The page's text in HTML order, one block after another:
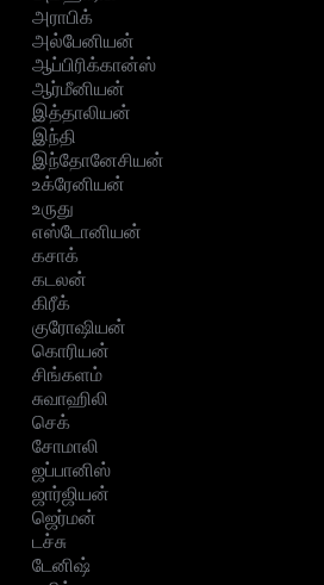
அராபிக்
அல்பேனியன்
ஆப்பிரிக்கான்ஸ்
ஆர்மீனியன்
இத்தாலியன்
இந்தி
இந்தோனேசியன்
உக்ரேனியன்
உருது
எஸ்டோனியன்
கசாக்
கடலன்
கிரீக்
குரோஷியன்
கொரியன்
சிங்களம்
சுவாஹிலி
செக்
சோமாலி
ஜப்பானிஸ்
ஜார்ஜியன்
ஜெர்மன்
டச்சு
டேனிஷ்